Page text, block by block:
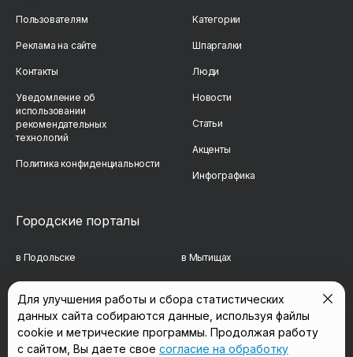
Пользователям
Реклама на сайте
Контакты
Уведомление об
использовании
рекомендательных
технологий
Политика конфиденциальности
Категории
Шпаргалки
Люди
Новости
Статьи
Акценты
Инфографика
Городские порталы
в Подольске в Мытищах
в Сергиевом Посаде в Люберцах
в Красногорске в Королёве
Для улучшения работы и сбора статистических
данных сайта собираются данные, используя файлы
cookie и метрические программы. Продолжая работу
с сайтом, Вы даете свое согласие на обработку